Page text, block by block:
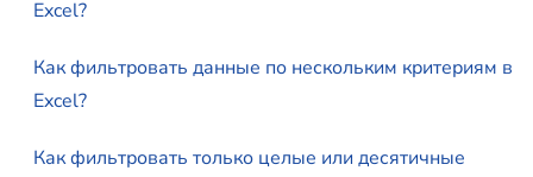
Excel?
Как фильтровать данные по нескольким критериям в
Excel?
Как фильтровать только целые или десятичные